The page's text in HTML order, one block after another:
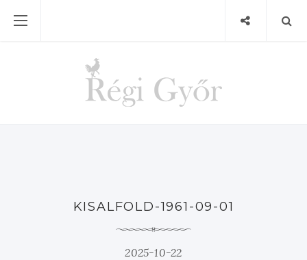
KISALFOLD-1961-09-01
2025-10-22